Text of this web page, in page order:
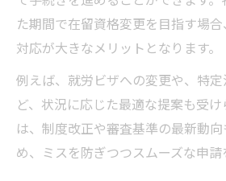
た期間で在留資格変更を目指す場
対応が大きなメリットとなります。
例えば、就労ビザへの変更や、特
ど、状況に応じた最適な提案も受
は、制度改正や審査基準の最新動
め、ミスを防ぎつつスムーズな申請